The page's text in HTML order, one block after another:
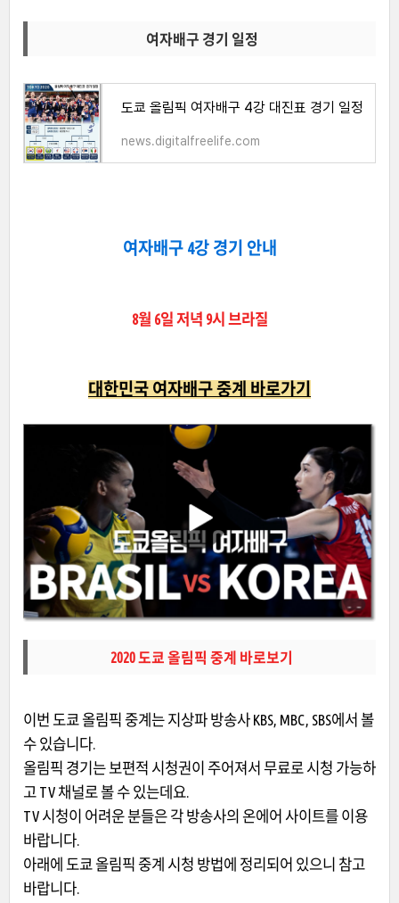
여자배구 경기 일정
도쿄 올림픽 여자배구 4강 대진표 경기 일정
news.digitalfreelife.com
여자배구 4강 경기 안내
8월 6일 저녁 9시 브라질
대한민국 여자배구 중계 바로가기
2020 도쿄 올림픽 중계 바로보기
이번 도쿄 올림픽 중계는 지상파 방송사 KBS, MBC, SBS에서 볼
수 있습니다.
올림픽 경기는 보편적 시청권이 주어져서 무료로 시청 가능하
고 TV 채널로 볼 수 있는데요.
TV 시청이 어려운 분들은 각 방송사의 온에어 사이트를 이용
바랍니다.
아래에 도쿄 올림픽 중계 시청 방법에 정리되어 있으니 참고
바랍니다.